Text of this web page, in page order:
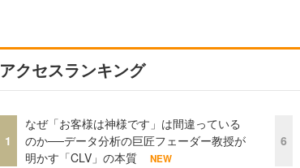
アクセスランキング
1
なぜ「お客様は神様です」は間違っている
のか──データ分析の巨匠フェーダー教授が
明かす「CLV」の本質
NEW
6